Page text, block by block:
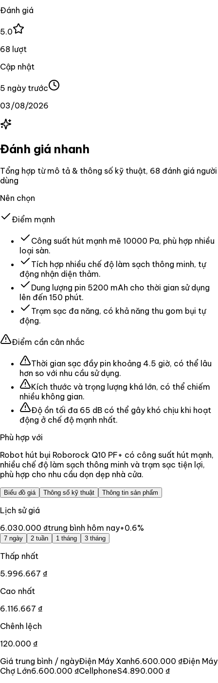
Đánh giá
5.0
68 lượt
Cập nhật
5 ngày trước
03/08/2026
Đánh giá nhanh
Tổng hợp từ mô tả & thông số kỹ thuật, 68 đánh giá người
dùng
Nên chọn
Điểm mạnh
Công suất hút mạnh mẽ 10000 Pa, phù hợp nhiều
loại sàn.
Tích hợp nhiều chế độ làm sạch thông minh, tự
động nhận diện thảm.
Dung lượng pin 5200 mAh cho thời gian sử dụng
lên đến 150 phút.
Trạm sạc đa năng, có khả năng thu gom bụi tự
động.
Điểm cần cân nhắc
Thời gian sạc đầy pin khoảng 4.5 giờ, có thể lâu
hơn so với nhu cầu sử dụng.
Kích thước và trọng lượng khá lớn, có thể chiếm
nhiều không gian.
Độ ồn tối đa 65 dB có thể gây khó chịu khi hoạt
động ở chế độ mạnh nhất.
Phù hợp với
Robot hút bụi Roborock Q10 PF+ có công suất hút mạnh,
nhiều chế độ làm sạch thông minh và trạm sạc tiện lợi,
phù hợp cho nhu cầu dọn dẹp nhà cửa.
Biểu đồ giá Thông số kỹ thuật Thông tin sản phẩm
Lịch sử giá
6.030.000 ₫trung bình hôm nay+0.6%
7 ngày 2 tuần 1 tháng 3 tháng
Thấp nhất
5.996.667 ₫
Cao nhất
6.116.667 ₫
Chênh lệch
120.000 ₫
Giá trung bình / ngàyĐiện Máy Xanh6.600.000 ₫Điện Máy
Chợ Lớn6.600.000 ₫CellphoneS4.890.000 ₫